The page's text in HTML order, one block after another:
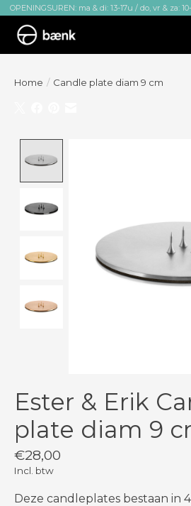
OPENINGSUREN: ma & di: 13-17u / do, vr & za:
Home / Candle plate diam 9 cm
Ester & Erik
plate diam 9
€28,00
Incl. btw
Deze candleplates bestaan in